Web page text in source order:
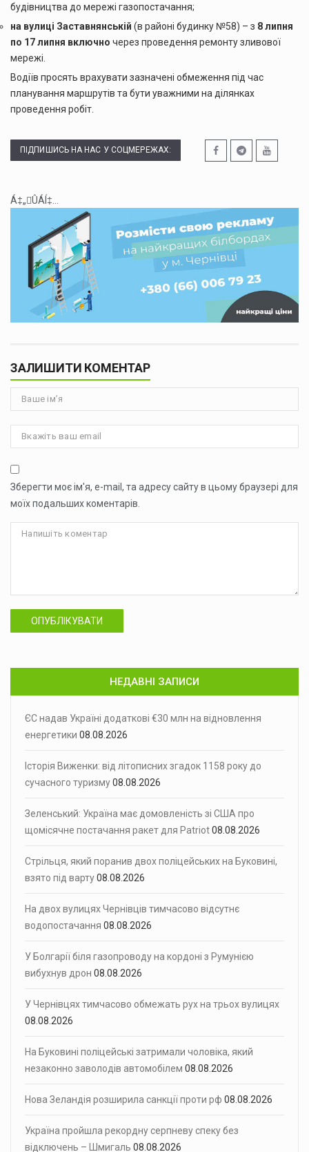
будівництва до мережі газопостачання;
на вулиці Заставнянській (в районі будинку №58) – з 8 липня
по 17 липня включно через проведення ремонту зливової
мережі.
Водіїв просять врахувати зазначені обмеження під час
планування маршрутів та бути уважними на ділянках
проведення робіт.
ПІДПИШИСЬ НА НАС У СОЦМЕРЕЖАХ:
Á‡„ÛÁÍ‡...
ЗАЛИШИТИ КОМЕНТАР
Зберегти моє ім'я, e-mail, та адресу сайту в цьому браузері для
моїх подальших коментарів.
ОПУБЛІКУВАТИ
НЕДАВНІ ЗАПИСИ
ЄС надав Україні додаткові €30 млн на відновлення
енергетики 08.08.2026
Історія Виженки: від літописних згадок 1158 року до
сучасного туризму08.08.2026
Зеленський: Україна має домовленість зі США про
щомісячне постачання ракет для Patriot08.08.2026
Стрільця, який поранив двох поліцейських на Буковині,
взято під варту08.08.2026
На двох вулицях Чернівців тимчасово відсутнє
водопостачання 08.08.2026
У Болгарії біля газопроводу на кордоні з Румунією
вибухнув дрон 08.08.2026
У Чернівцях тимчасово обмежать рух на трьох вулицях
08.08.2026
На Буковині поліцейські затримали чоловіка, який
незаконно заволодів автомобілем 08.08.2026
Нова Зеландія розширила санкції проти рф 08.08.2026
Україна пройшла рекордну серпневу спеку без
відключень – Шмигаль 08.08.2026